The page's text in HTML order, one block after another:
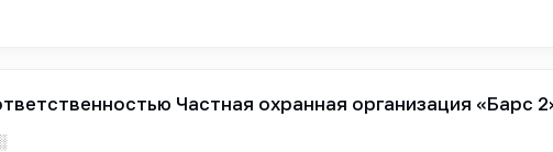
Частная охранная организация «Барс